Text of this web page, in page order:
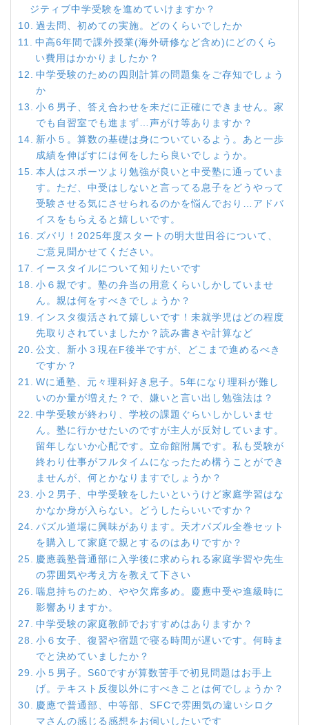
ジティブ中学受験を進めていけますか？
過去問、初めての実施。どのくらいでしたか
中高6年間で課外授業(海外研修など含め)にどのくら
い費用はかかりましたか？
中学受験のための四則計算の問題集をご存知でしょう
か
小６男子、答え合わせを未だに正確にできません。家
でも自習室でも進まず…声がけ等ありますか？
新小５。算数の基礎は身についているよう。あと一歩
成績を伸ばすには何をしたら良いでしょうか。
本人はスポーツより勉強が良いと中受塾に通っていま
す。ただ、中受はしないと言ってる息子をどうやって
受験させる気にさせられるのかを悩んでおり…アドバ
イスをもらえると嬉しいです。
ズバリ！2025年度スタートの明大世田谷について、
ご意見聞かせてください。
イースタイルについて知りたいです
小６親です。塾の弁当の用意くらいしかしていませ
ん。親は何をすべきでしょうか？
インスタ復活されて嬉しいです！未就学児はどの程度
先取りされていましたか？読み書きや計算など
公文、新小３現在F後半ですが、どこまで進めるべき
ですか？
Wに通塾、元々理科好き息子。5年になり理科が難し
いのか量が増えた？で、嫌いと言い出し勉強法は？
中学受験が終わり、学校の課題ぐらいしかしいませ
ん。塾に行かせたいのですが主人が反対しています。
留年しないか心配です。立命館附属です。私も受験が
終わり仕事がフルタイムになったため構うことができ
ませんが、何とかなりますでしょうか？
小２男子、中学受験をしたいというけど家庭学習はな
かなか身が入らない。どうしたらいいですか？
パズル道場に興味があります。天才パズル全巻セット
を購入して家庭で親とするのはありですか？
慶應義塾普通部に入学後に求められる家庭学習や先生
の雰囲気や考え方を教えて下さい
喘息持ちのため、やや欠席多め。慶應中受や進級時に
影響ありますか。
中学受験の家庭教師でおすすめはありますか？
小６女子、復習や宿題で寝る時間が遅いです。何時ま
でと決めていましたか？
小５男子。S60ですが算数苦手で初見問題はお手上
げ。テキスト反復以外にすべきことは何でしょうか？
慶應で普通部、中等部、SFCで雰囲気の違いシロク
マさんの感じる感想をお伺いしたいです